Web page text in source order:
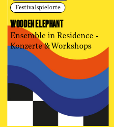
Festivalspielorte
WOODEN ELEPHANT
Ensemble in Residence -
Konzerte & Workshops